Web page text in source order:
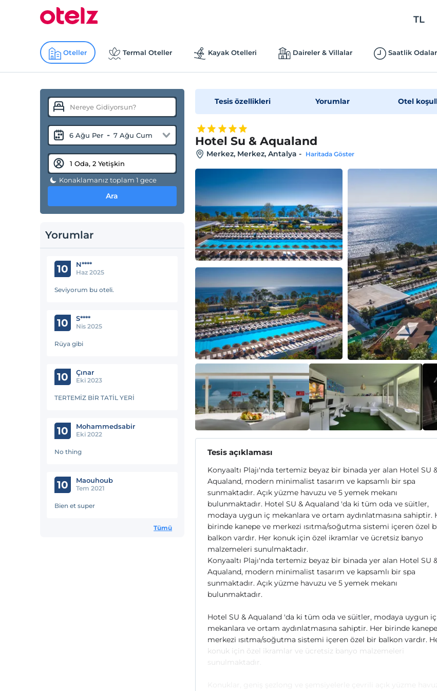
TL
Oteller Termal Oteller Kayak Otelleri Daireler & Villalar Saatlik Odalar
6 Ağu Per - 7 Ağu Cum
Konaklamanız toplam 1 gece
Ara
Yorumlar
10 N****
Haz 2025
Seviyorum bu oteli.
10 S****
Nis 2025
Rüya gibi
10 Çınar
Eki 2023
TERTEMİZ BİR TATİL YERİ
10 Mohammedsabir
Eki 2022
No thing
10 Maouhoub
Tem 2021
Bien et super
Tümü
Tesis özellikleri Yorumlar Otel
Hotel Su & Aqualand
Merkez, Merkez, Antalya - Haritada Göster
Tesis açıklaması
Konyaaltı Plajı'nda tertemiz beyaz bir binada yer alan Hotel SU
Aqualand, modern minimalist tasarım ve kapsamlı bir spa
sunmaktadır. Açık yüzme havuzu ve 5 yemek mekanı
bulunmaktadır. Hotel SU & Aqualand 'da ki tüm oda ve süitler,
modaya uygun iç mekanlara ve ortam aydınlatmasına sahiptir.
birinde kanepe ve merkezi ısıtma/soğutma sistemi içeren özel
balkon vardır. Her konuk için özel ikramlar ve ücretsiz banyo
malzemeleri sunulmaktadır.
Konyaaltı Plajı'nda tertemiz beyaz bir binada yer alan Hotel SU
Aqualand, modern minimalist tasarım ve kapsamlı bir spa
sunmaktadır. Açık yüzme havuzu ve 5 yemek mekanı
bulunmaktadır.
Hotel SU & Aqualand 'da ki tüm oda ve süitler, modaya uygun iç
mekanlara ve ortam aydınlatmasına sahiptir. Her birinde
merkezi ısıtma/soğutma sistemi içeren özel bir balkon vardır.
konuk için özel ikramlar ve ücretsiz banyo malzemeleri
sunulmaktadır.